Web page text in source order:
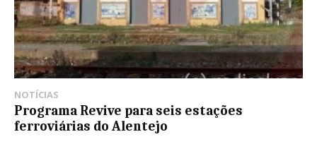
NOTÍCIAS
Programa Revive para seis estações
ferroviárias do Alentejo